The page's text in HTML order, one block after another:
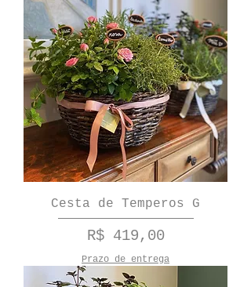
Cesta de Temperos G
Preço
R$ 419,00
Prazo de entrega